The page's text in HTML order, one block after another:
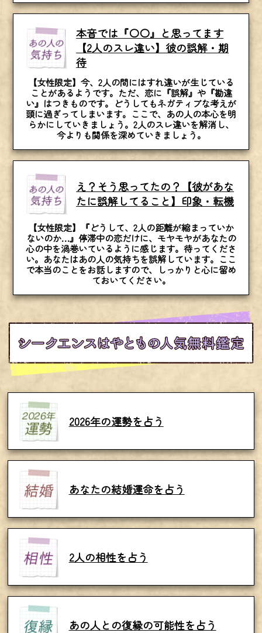
本音では『〇〇』と思ってます
【2人のスレ違い】彼の誤解・期
待
【女性限定】今、2人の間にはすれ違いが生じている
ことがあるようです。ただ、恋に『誤解』や『勘違
い』はつきものです。どうしてもネガティブな考えが
頭に過ぎってしまいます。ここで、あの人の本心を明
らかにしていきましょう。2人のスレ違いを解消し、
今よりも関係を深めていきましょう。
え？そう思ってたの？【彼があな
たに誤解してること】印象・転機
【女性限定】『どうして、2人の距離が縮まっていか
ないのか…』停滞中の恋だけに、モヤモヤがあなたの
心の中を渦巻いているように感じます。待ってくださ
い。あなたはあの人の気持ちを誤解しています。ここ
で本当のことをお話しますので、しっかりと心に留め
ておいてください。
2026年の運勢を占う
あなたの結婚運命を占う
2人の相性を占う
あの人との復縁の可能性を占う